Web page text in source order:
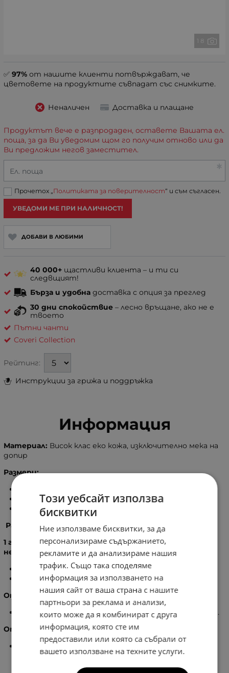
1 8
✅ 97% от нашите клиенти потвърждават, че
цветовете на продуктите съвпадат със снимките.
Неналичен Доставка и плащане
Инструкции за грижа и поддръжка
Продуктът вече е разпродаден, оставете Вашата ел.
поща, за да Ви уведомим щом го получим отново или да
Ви предложим негов заместител.
Ел. поща
Прочетох „Политиката за поверителност“ и съм съгласен.
УВЕДОМИ МЕ ПРИ НАЛИЧНОСТ!
ДОБАВИ В ЛЮБИМИ
40 000+ щастливи клиента – и ти си
следвщият!
Бърза и удобна доставка с опция за преглед
30 дни спокойствие – лесно връщане, ако не е
твоето
Пътни чанти
Coveri Collection
Рейтинг:
Информация
Материал: Висок клас еко кожа, изключително мека на
допир
Размери:
Широчина -50см.
Дъно -21см.
Разпределение:
1 голямо отделение, затварящо се с цип, вътре в
него:
бр. вътрешен джоб без цип.
бр. вътрешен джоб с цип.
Отстрани на чантата:
бр. външен джоб, затварящ се с магнитно копче.
Отзад на чантата:
бр. външен джоб с цип
Този уебсайт използва
бисквитки
Ние използваме бисквитки, за да
персонализираме съдържанието,
рекламите и да анализираме нашия
трафик. Също така споделяме
информация за използването на
нашия сайт от ваша страна с нашите
партньори за реклама и анализи,
които може да я комбинират с друга
информация, която сте им
предоставили или която са събрали от
вашето използване на техните услуги.